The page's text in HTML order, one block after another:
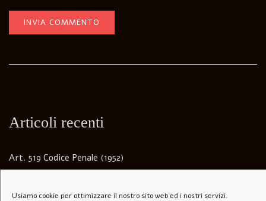
Usiamo cookie per ottimizzare il nostro sito web ed i nostri servizi.
Articoli recenti
Art. 519 Codice Penale (1952)